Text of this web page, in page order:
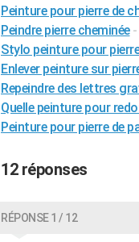
Peinture pour pierre de
Peindre pierre cheminée
Stylo peinture pour
Enlever peinture sur
Repeindre des lettres
Quelle peinture pour
Peinture pour pierre de
12 réponses
RÉPONSE 1 / 12